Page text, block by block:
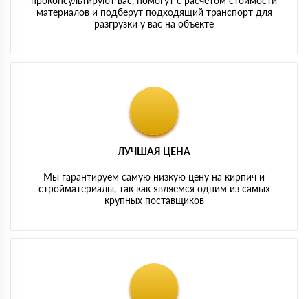
материалов и подберут подходящий транспорт для
разгрузки у вас на объекте
ЛУЧШАЯ ЦЕНА
Мы гарантируем самую низкую цену на кирпич и
стройматериалы, так как являемся одним из самых
крупных поставщиков